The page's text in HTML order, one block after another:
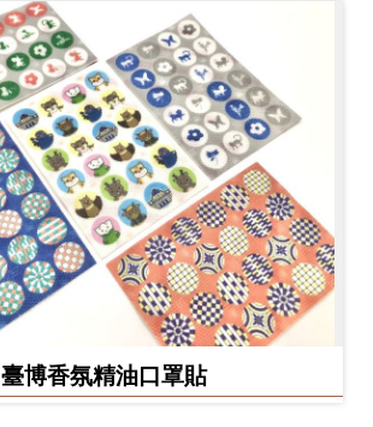
臺博香氛精油口罩貼